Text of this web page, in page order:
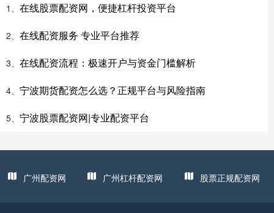
1、 在线股票配资网，便捷杠杆投资平台
2、 在线配资服务 专业平台推荐
3、 在线配资流程：极速开户与资金门槛解析
4、 宁波期货配资怎么选？正规平台与风险指南
5、 宁波股票配资网|专业配资平台
广州配资网 广州杠杆配资网 股票正规配资网